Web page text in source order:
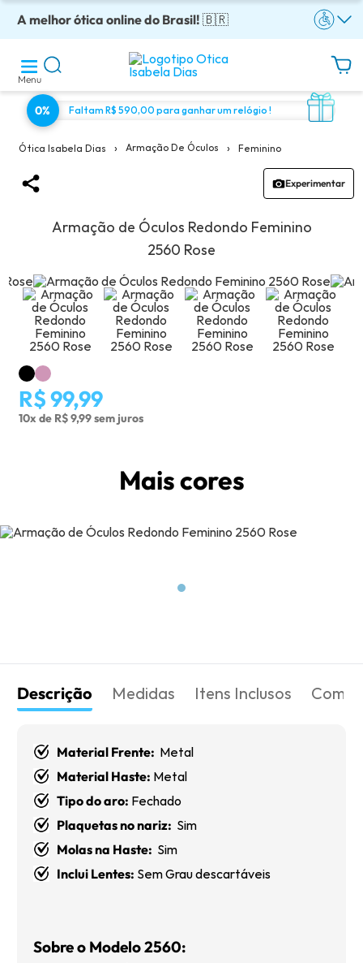
A melhor ótica online do Brasil!🇧🇷
Óculos completos armação + lentes a partir: R$199
Adquira em até 10x sem juros!
Enviamos para todo o Brasil!
Óculos de grau com preço justo!
Menu
0% Faltam R$ 590,00 para ganhar um relógio !
Ótica Isabela Dias › Armação De Óculos › Feminino
Experimentar
Armação de Óculos Redondo Feminino
2560 Rose
R$ 99,99
10x de R$ 9,99 sem juros
Mais cores
Descrição Medidas Itens Inclusos Como
Material Frente: Metal
Material Haste: Metal
Tipo do aro: Fechado
Plaquetas no nariz: Sim
Molas na Haste: Sim
Inclui Lentes: Sem Grau descartáveis
Sobre o Modelo 2560: